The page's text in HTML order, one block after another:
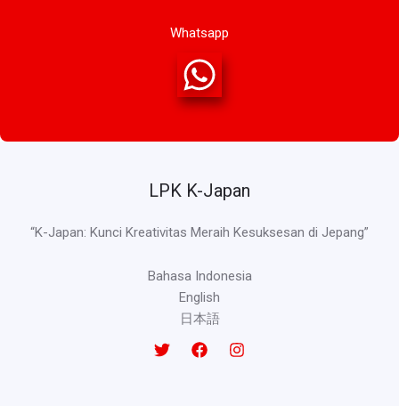
Whatsapp
LPK K-Japan
“K-Japan: Kunci Kreativitas Meraih Kesuksesan di Jepang”
Bahasa Indonesia
English
日本語